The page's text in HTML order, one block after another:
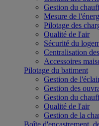
Gestion du
Mesure de
Pilotage des
Qualité de l'air
Sécurité du
Centralisation
Accessoires
Pilotage du batiment
Gestion de
Gestion des
Gestion du
Qualité de l'air
Gestion de la
Boîte d'encastrement,